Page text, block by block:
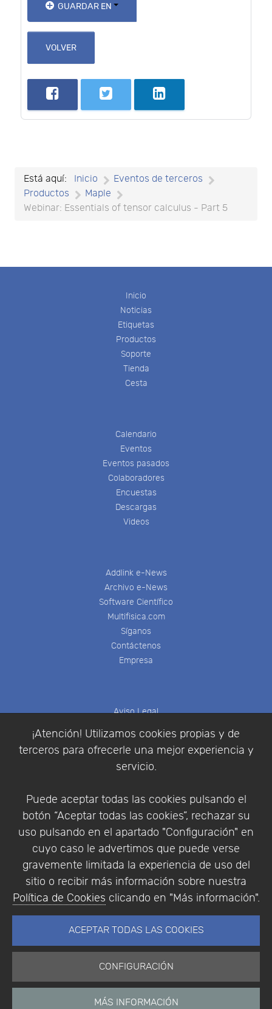
¡Atención! Utilizamos cookies propias y de
terceros para ofrecerle una mejor experiencia y
servicio.
Puede aceptar todas las cookies pulsando el
botón “Aceptar todas las cookies”, rechazar su
uso pulsando en el apartado "Configuración" en
cuyo caso le advertimos que puede verse
gravemente limitada la experiencia de uso del
sitio o recibir más información sobre nuestra
Política de Cookies clicando en "Más información".
ACEPTAR TODAS LAS COOKIES
CONFIGURACIÓN
MÁS INFORMACIÓN
GUARDAR EN
VOLVER
Está aquí: Inicio
Eventos de terceros
Productos
Maple
Webinar: Essentials of tensor calculus - Part 5
Inicio
Noticias
Etiquetas
Productos
Soporte
Tienda
Cesta
Calendario
Eventos
Eventos pasados
Colaboradores
Encuestas
Descargas
Videos
Addlink e-News
Archivo e-News
Software Científico
Multifisica.com
Síganos
Contáctenos
Empresa
Aviso Legal
Política de Privacidad
Condiciones de compra
Identificarse
Empresa|Aviso Legal| Política de Privacidad |
Política de Cookies
© Copyright 1994 - 2026. Addlink Software
Científico, S.L.
Portugal.